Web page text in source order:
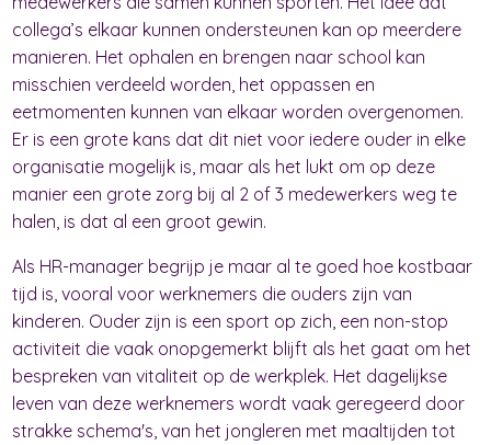
collega’s elkaar kunnen ondersteunen kan op meerdere
manieren. Het ophalen en brengen naar school kan
misschien verdeeld worden, het oppassen en
eetmomenten kunnen van elkaar worden overgenomen.
Er is een grote kans dat dit niet voor iedere ouder in elke
organisatie mogelijk is, maar als het lukt om op deze
manier een grote zorg bij al 2 of 3 medewerkers weg te
halen, is dat al een groot gewin.
Als HR-manager begrijp je maar al te goed hoe kostbaar
tijd is, vooral voor werknemers die ouders zijn van
kinderen. Ouder zijn is een sport op zich, een non-stop
activiteit die vaak onopgemerkt blijft als het gaat om het
bespreken van vitaliteit op de werkplek. Het dagelijkse
leven van deze werknemers wordt vaak geregeerd door
strakke schema's, van het jongleren met maaltijden tot